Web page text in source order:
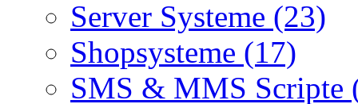
Server Systeme (23)
Shopsysteme (17)
SMS & MMS Scripte